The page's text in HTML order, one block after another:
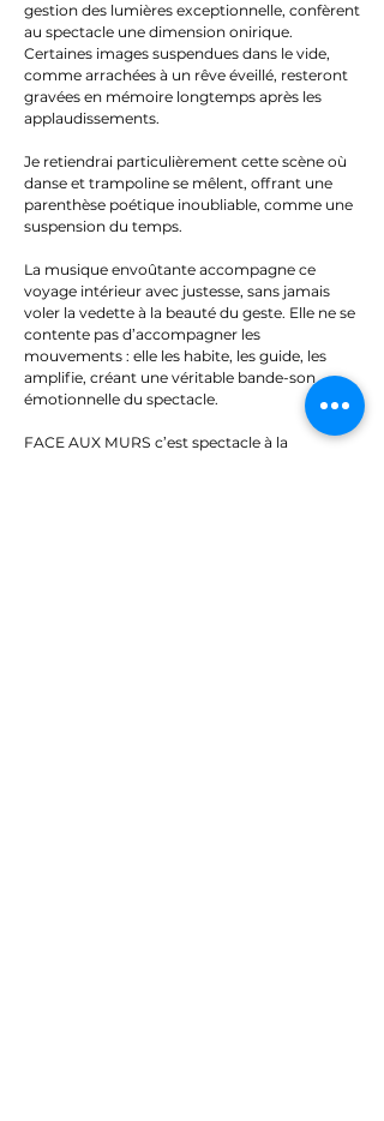
gestion des lumières exceptionnelle, confèrent
au spectacle une dimension onirique.
Certaines images suspendues dans le vide,
comme arrachées à un rêve éveillé, resteront
gravées en mémoire longtemps après les
applaudissements.
Je retiendrai particulièrement cette scène où
danse et trampoline se mêlent, offrant une
parenthèse poétique inoubliable, comme une
suspension du temps.
La musique envoûtante accompagne ce
voyage intérieur avec justesse, sans jamais
voler la vedette à la beauté du geste. Elle ne se
contente pas d’accompagner les
mouvements : elle les habite, les guide, les
amplifie, créant une véritable bande-son
émotionnelle du spectacle.
FACE AUX MURS c’est spectacle à la